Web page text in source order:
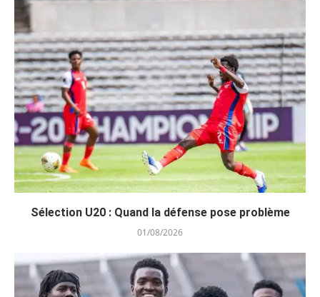
Sélection U20 : Quand la défense pose problème
01/08/2026